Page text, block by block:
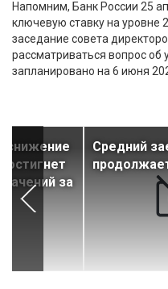
Напомним, Банк России 25
ключевую ставку на уровне
заседание совета
рассматриваться вопрос об
запланировано на 6 июня
снижение
за
Средний